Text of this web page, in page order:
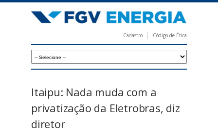
para
principal
V
e
r
Cadastro Código de Ética
Itaipu: Nada muda com a
privatização da Eletrobras, diz
diretor